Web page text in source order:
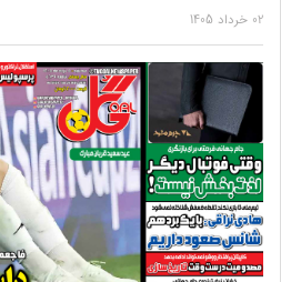
02 خرداد 1405